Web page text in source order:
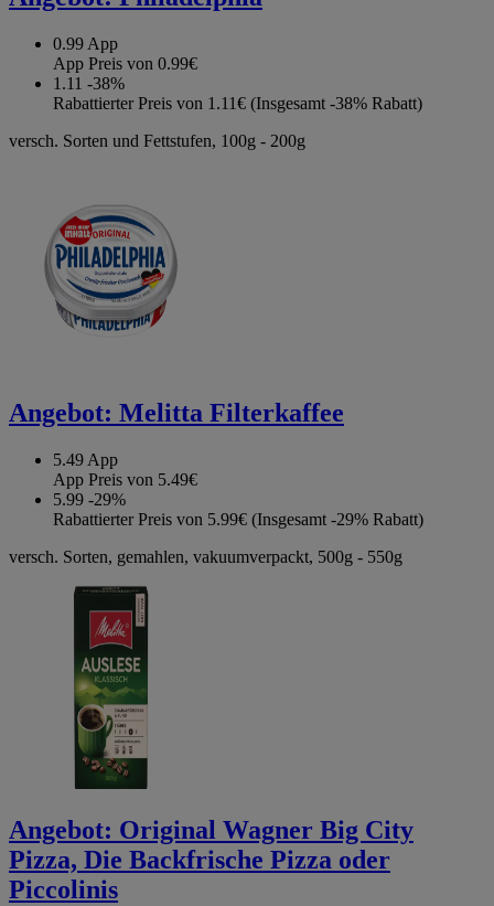
0.99 App
App Preis von 0.99€
1.11 -38%
Rabattierter Preis von 1.11€ (Insgesamt -38% Rabatt)
versch. Sorten und Fettstufen, 100g - 200g
Angebot: Melitta Filterkaffee
5.49 App
App Preis von 5.49€
5.99 -29%
Rabattierter Preis von 5.99€ (Insgesamt -29% Rabatt)
versch. Sorten, gemahlen, vakuumverpackt, 500g - 550g
Angebot: Original Wagner Big City
Pizza, Die Backfrische Pizza oder
Piccolinis